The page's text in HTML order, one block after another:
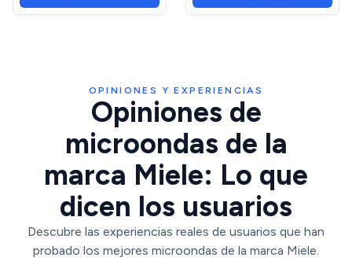
OPINIONES Y EXPERIENCIAS
Opiniones de
microondas de la
marca Miele: Lo que
dicen los usuarios
Descubre las experiencias reales de usuarios que han
probado los mejores microondas de la marca Miele.